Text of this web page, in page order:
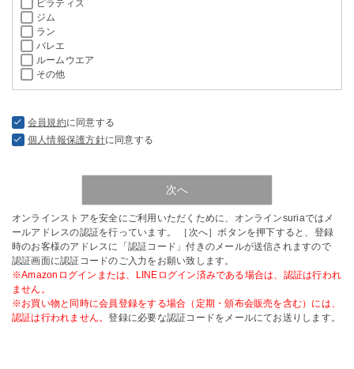
ピラティス
ジム
ラン
バレエ
ルームウエア
その他
会員規約に同意する
個人情報保護方針に同意する
次へ
オンラインストアを安全にご利用いただくために、オンラインsuriaではメ
ールアドレスの認証を行っています。 ［次へ］ボタンを押下すると、登録
時のお客様のアドレスに「認証コード」付きのメールが送信されますので
認証画面に認証コードのご入力をお願い致します。
※Amazonログインまたは、LINEログイン済みである場合は、認証は行われ
ません。
※お買い物と同時に会員登録をする場合（定期・頒布会販売を含む）には、
認証は行われません。登録に必要な認証コードをメールにてお送りします。